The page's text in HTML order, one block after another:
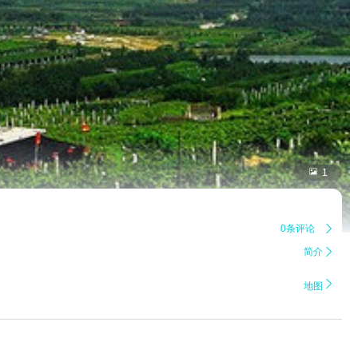
 1
0条评论 
简介 
地图 